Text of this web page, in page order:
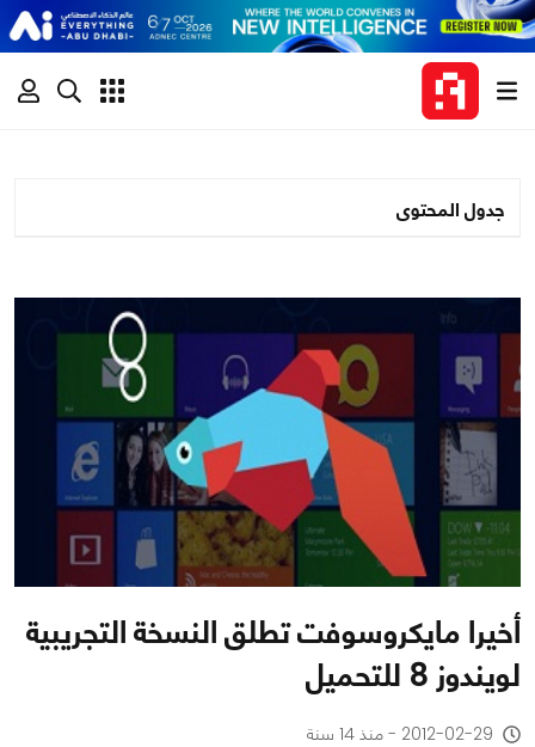
جدول المحتوى
أخيرا مايكروسوفت تطلق النسخة التجريبية
لويندوز 8 للتحميل
2012-02-29 - منذ 14 سنة